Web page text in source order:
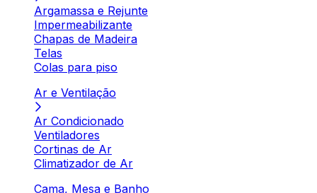
Argamassa e Rejunte
Impermeabilizante
Chapas de Madeira
Telas
Colas para piso
Ar e Ventilação
Ar Condicionado
Ventiladores
Cortinas de Ar
Climatizador de Ar
Cama, Mesa e Banho